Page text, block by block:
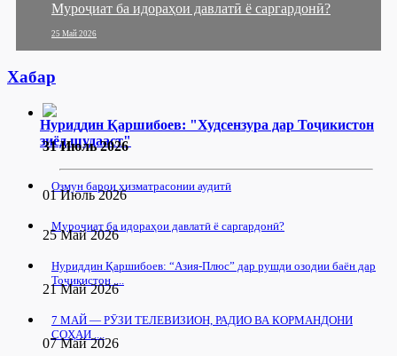
Муроҷиат ба идораҳои давлатӣ ё саргардонӣ?
25 Май 2026
Хабар
Нуриддин Қаршибоев: "Худсензура дар Тоҷикистон
зиёд шудааст"
31 Июль 2026
Озмун барои хизматрасонии аудитӣ
01 Июль 2026
Муроҷиат ба идораҳои давлатӣ ё саргардонӣ?
25 Май 2026
Нуриддин Қаршибоев: “Азия-Плюс” дар рушди озодии баён дар
Тоҷикистон ....
21 Май 2026
7 МАЙ — РӮЗИ ТЕЛЕВИЗИОН, РАДИО ВА КОРМАНДОНИ
СОҲАИ ....
07 Май 2026